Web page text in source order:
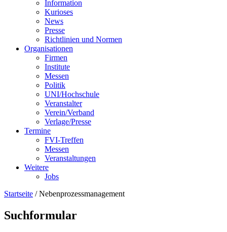
Information
Kurioses
News
Presse
Richtlinien und Normen
Organisationen
Firmen
Institute
Messen
Politik
UNI/Hochschule
Veranstalter
Verein/Verband
Verlage/Presse
Termine
FVI-Treffen
Messen
Veranstaltungen
Weitere
Jobs
Startseite /Nebenprozessmanagement
Suchformular